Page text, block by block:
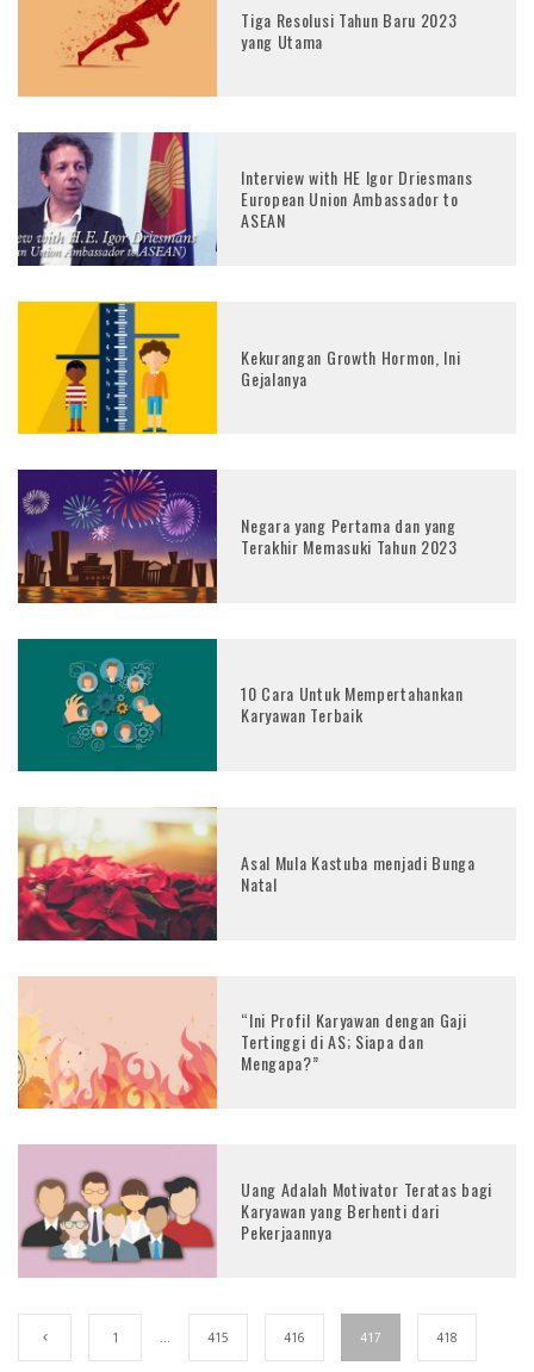
Tiga Resolusi Tahun Baru 2023
yang Utama
Interview with HE Igor Driesmans
European Union Ambassador to
ASEAN
Kekurangan Growth Hormon, Ini
Gejalanya
Negara yang Pertama dan yang
Terakhir Memasuki Tahun 2023
10 Cara Untuk Mempertahankan
Karyawan Terbaik
Asal Mula Kastuba menjadi Bunga
Natal
“Ini Profil Karyawan dengan Gaji
Tertinggi di AS; Siapa dan
Mengapa?”
Uang Adalah Motivator Teratas bagi
Karyawan yang Berhenti dari
Pekerjaannya
1 415 416 417 418